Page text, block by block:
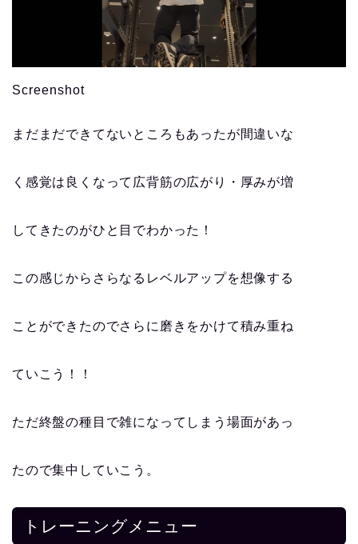
Screenshot
まだまだできてないところもあったが間違いな
く感覚は良くなって広背筋の広がり・厚みが増
してきたのがひと目でわかった！
この感じからさらなるレベルアップを想像する
ことができたのでさらに磨きをかけて積み重ね
ていこう！！
ただ終盤の種目で雑になってしまう場面があっ
たので集中していこう。
トレーニングメニュー